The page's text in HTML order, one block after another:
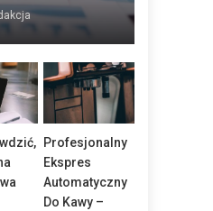
Profesjonalny
Ekspres
Automatyczny
Do Kawy –